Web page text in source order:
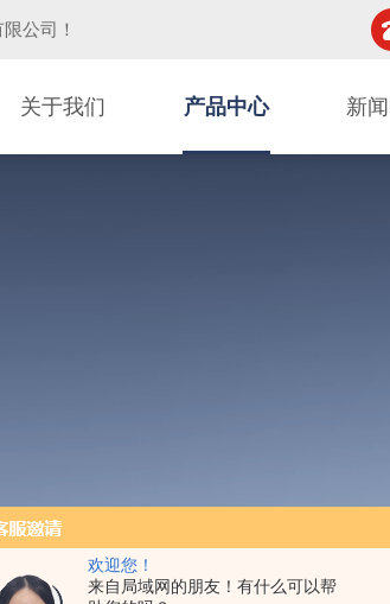
欢迎您！
来自局域网的朋友！有什么可以帮
公司 ！
关于我们 产品中心 新